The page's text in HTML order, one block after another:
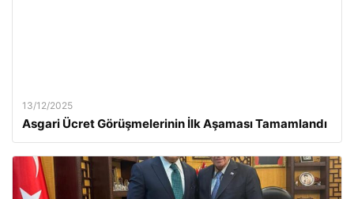
13/12/2025
Asgari Ücret Görüşmelerinin İlk Aşaması Tamamlandı